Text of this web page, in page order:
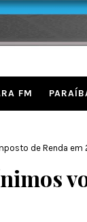
FM
de Renda em